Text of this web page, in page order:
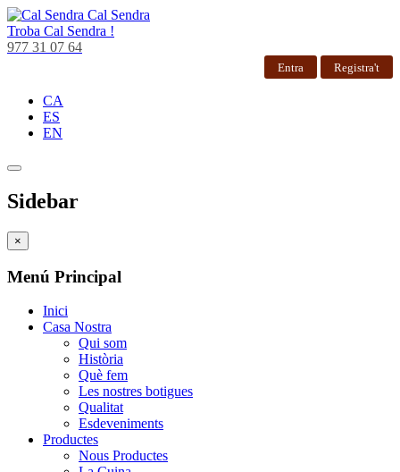
Cal Sendra
Troba Cal Sendra !
977 31 07 64
Entra Registra't
CA
ES
EN
Sidebar
×
Menú Principal
Inici
Casa Nostra
Qui som
Història
Què fem
Les nostres botigues
Qualitat
Esdeveniments
Productes
Nous Productes